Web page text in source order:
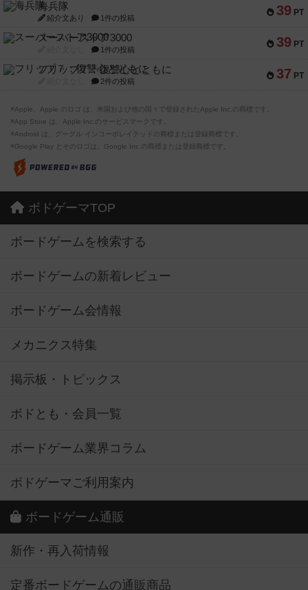
39 PT
海兵隊
紹介文あり 1件の投稿
39 PT
スーパーストア3000
1件の投稿
37 PT
フリップ７：復讐心とともに
2件の投稿
※Apple、Apple のロゴ は、米国および他の国々で登録されたApple Inc.の商標です。
※App Store は、Apple Inc.のサービスマークです。
※Android は、グーグル インコーポレイテッドの商標または登録商標です。
※Google Play とそのロゴは、Google Inc.の商標または登録商標です。
ボドゲーマTOP
ボードゲームを検索する
ボードゲームの新着レビュー
ボードゲーム会情報
メカニクス特集
掲示板・トピックス
ボドとも・会員一覧
ボードゲーム業界コラム
ボドゲーマご利用案内
ボードゲーム通販
新作・再入荷情報
定番ボードゲームの通販商品